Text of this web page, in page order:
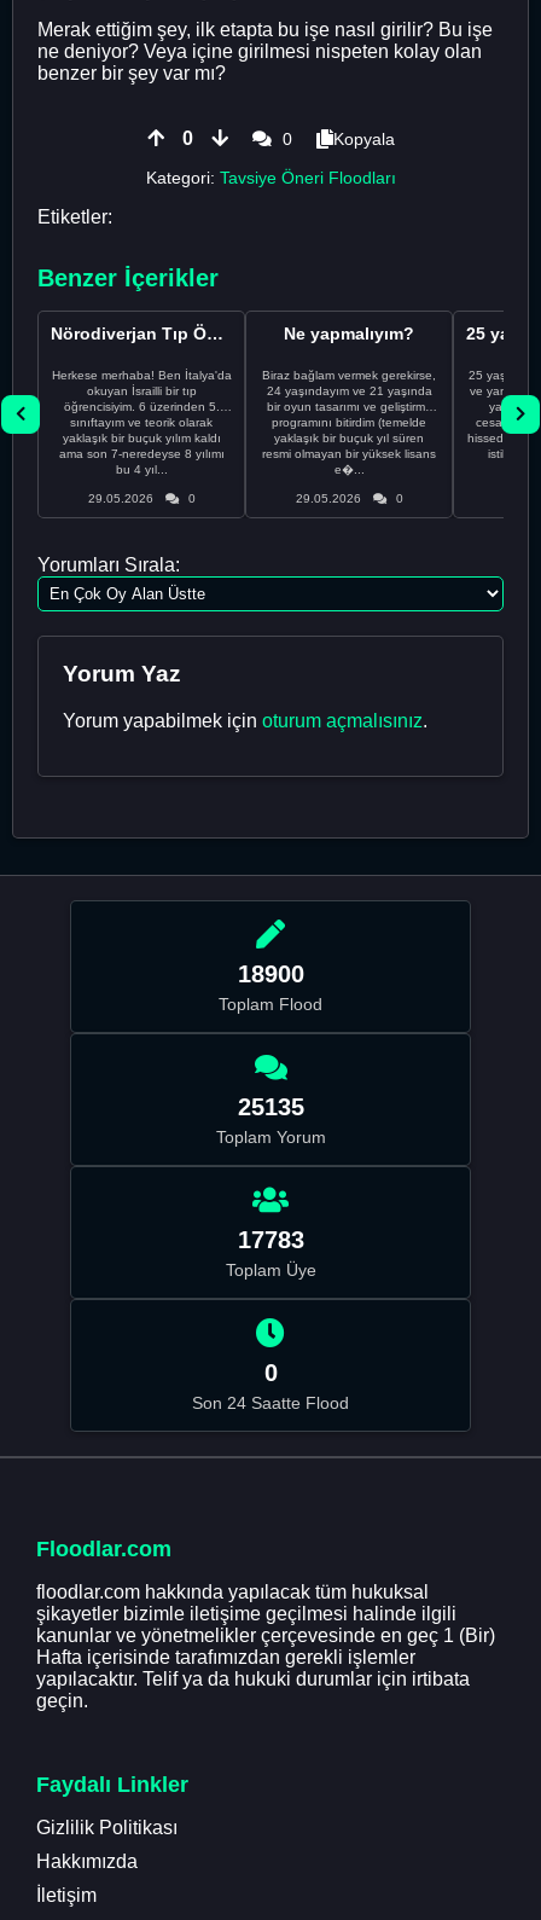
Merak ettiğim şey, ilk etapta bu işe nasıl girilir? Bu işe
ne deniyor? Veya içine girilmesi nispeten kolay olan
benzer bir şey var mı?
0 0
Kopyala
Kategori: Tavsiye Öneri Floodları
Etiketler:
Benzer İçerikler
Nörodiverjan Tıp Öğrencisi Yeni Bir Yol Arıyor
Herkese merhaba! Ben İtalya'da
okuyan İsrailli bir tıp
öğrencisiyim. 6 üzerinden 5.
sınıftayım ve teorik olarak
yaklaşık bir buçuk yılım kaldı
ama son 7-neredeyse 8 yılımı
bu 4 yıl...
29.05.2026 0
Ne yapmalıyım?
Biraz bağlam vermek gerekirse,
24 yaşındayım ve 21 yaşında
bir oyun tasarımı ve geliştirme
programını bitirdim (temelde
yaklaşık bir buçuk yıl süren
resmi olmayan bir yüksek lisans
e�...
29.05.2026 0
25
ve yanlış
cesaretimin
Yorumları Sırala:
Yorum Yaz
Yorum yapabilmek için oturum açmalısınız.
18900
Toplam Flood
25135
Toplam Yorum
17783
Toplam Üye
0
Son 24 Saatte Flood
Floodlar.com
floodlar.com hakkında yapılacak tüm hukuksal
şikayetler bizimle iletişime geçilmesi halinde ilgili
kanunlar ve yönetmelikler çerçevesinde en geç 1 (Bir)
Hafta içerisinde tarafımızdan gerekli işlemler
yapılacaktır. Telif ya da hukuki durumlar için irtibata
geçin.
Faydalı Linkler
Gizlilik Politikası
Hakkımızda
İletişim